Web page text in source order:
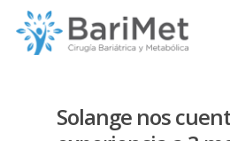
Hit enter to search or ESC to
Solange nos